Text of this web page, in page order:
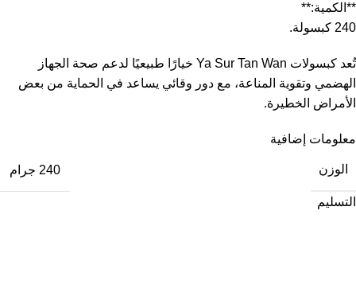
**الكمية:**
240 كبسولة.
تُعد كبسولات Ya Sur Tan Wan خيارًا طبيعيًا لدعم صحة الجهاز
الهضمي وتقوية المناعة، مع دور وقائي يساعد في الحماية من بعض
الأمراض الخطيرة.
معلومات إضافية
الوزن 240 جرام
التسليم